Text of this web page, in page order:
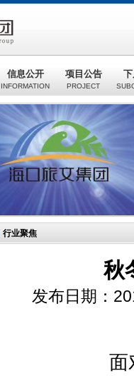
信息公开
INFORMATION
项目公告
PROJECT
行业聚焦
秋
发布日期：
面